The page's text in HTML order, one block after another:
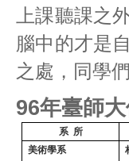
上課聽課之
腦中的才是
之處，同學
96年臺師
系 所
美術學系